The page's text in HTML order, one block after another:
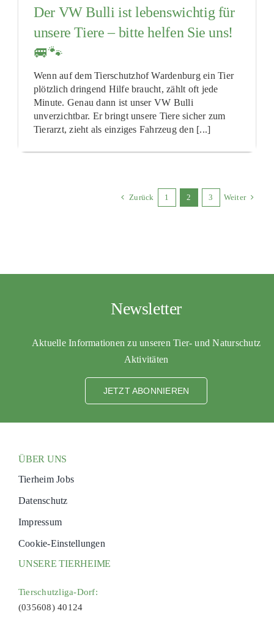
Der VW Bulli ist lebenswichtig für
unsere Tiere – bitte helfen Sie uns!
🚐🐾
Wenn auf dem Tierschutzhof Wardenburg ein Tier
plötzlich dringend Hilfe braucht, zählt oft jede
Minute. Genau dann ist unser VW Bulli
unverzichtbar. Er bringt unsere Tiere sicher zum
Tierarzt, zieht als einziges Fahrzeug den [...]
Zurück 1 2 3 Weiter
Newsletter
Aktuelle Informationen zu unseren Tier- und Naturschutz
Aktivitäten
JETZT ABONNIEREN
ÜBER UNS
Tierheim Jobs
Datenschutz
Impressum
Cookie-Einstellungen
UNSERE TIERHEIME
Tierschutzliga-Dorf:
(035608) 40124